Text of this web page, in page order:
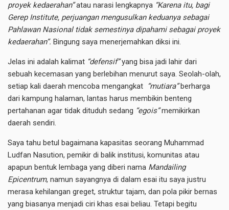
proyek kedaerahan”atau narasi lengkapnya “Karena itu, bagi
Gerep Institute, perjuangan mengusulkan keduanya sebagai
Pahlawan Nasional tidak semestinya dipahami sebagai proyek
kedaerahan”. Bingung saya menerjemahkan diksi ini.
Jelas ini adalah kalimat “defensif”yang bisa jadi lahir dari
sebuah kecemasan yang berlebihan menurut saya. Seolah-olah,
setiap kali daerah mencoba mengangkat
“mutiara”berharga
dari kampung halaman, lantas harus membikin benteng
pertahanan agar tidak dituduh sedang “egois”memikirkan
daerah sendiri.
Saya tahu betul bagaimana kapasitas seorang Muhammad
Ludfan Nasution, pemikir di balik institusi, komunitas atau
apapun bentuk lembaga yang diberi nama Mandailing
Epicentrum, namun sayangnya di dalam esai itu saya justru
merasa kehilangan greget, struktur tajam, dan pola pikir bernas
yang biasanya menjadi ciri khas esai beliau. Tetapi begitu